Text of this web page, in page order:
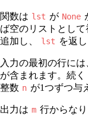
関数は lst が None
ば空のリストとし
追加し、
lst を返し
入力の最初の行に
が含まれます。続く
整数 n が1つずつ与
出力は m 行からな